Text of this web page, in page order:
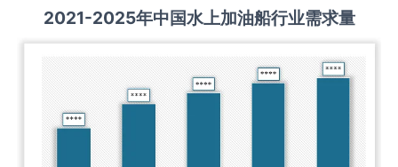
2021-2025年中国水上加油船行业需求量